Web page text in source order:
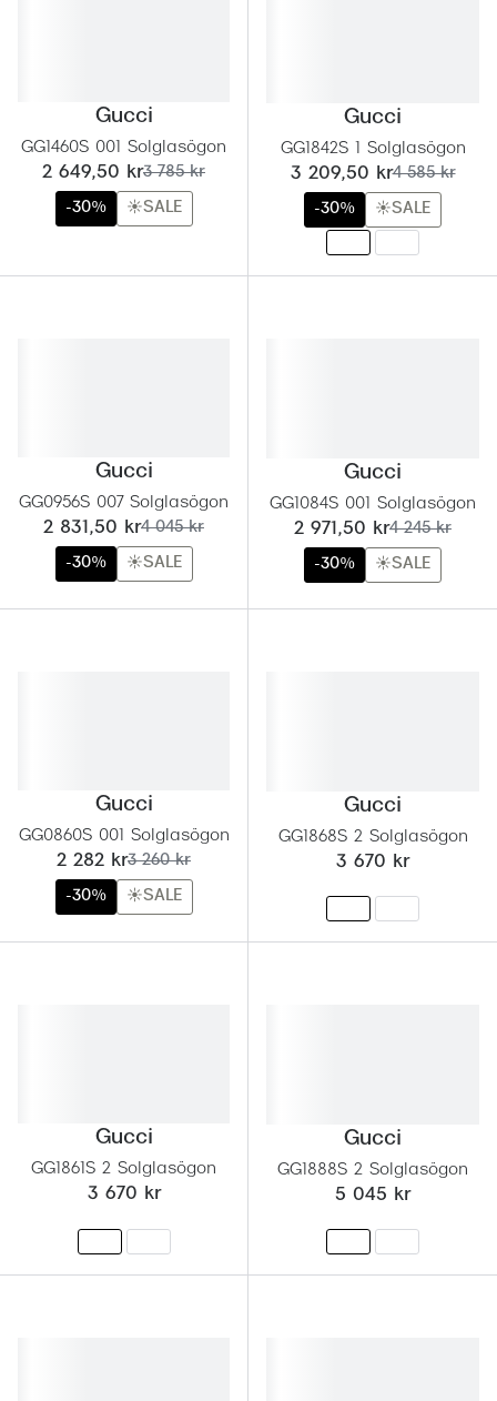
Gucci
GG1460S 001 Solglasögon
nu:
2 649,50 krtidigare pris:
3 785 kr
-30% ☀️SALE
Gucci
GG1842S 1 Solglasögon
nu:
3 209,50 krtidigare pris:
4 585 kr
-30% ☀️SALE
Gucci
GG0956S 007 Solglasögon
nu:
2 831,50 krtidigare pris:
4 045 kr
-30% ☀️SALE
Gucci
GG1084S 001 Solglasögon
nu:
2 971,50 krtidigare pris:
4 245 kr
-30% ☀️SALE
Gucci
GG0860S 001 Solglasögon
nu:
2 282 krtidigare pris:
3 260 kr
-30% ☀️SALE
Gucci
GG1868S 2 Solglasögon
3 670 kr
Gucci
GG1861S 2 Solglasögon
3 670 kr
Gucci
GG1888S 2 Solglasögon
5 045 kr